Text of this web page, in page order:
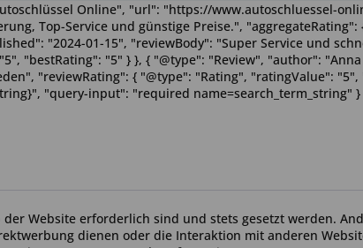
Website erforderlich sind und stets gesetzt werden.
dienen oder die Interaktion mit anderen
Online", "url": "https://www.autoschluessel-
Top-Service und günstige Preise.",
"2024-01-15", "reviewBody": "Super Service und
"bestRating": "5" } }, { "@type": "Review", "author":
"reviewRating": { "@type": "Rating", "ratingValue":
"query-input": "required name=search_term_string" }